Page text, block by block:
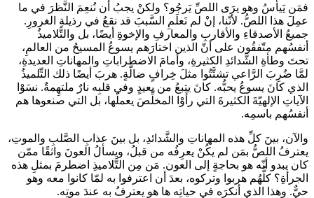
فمَن يَيأَسُ وهو يرَى اللصِّ يَرجُو؟ ولكنْ يجبُ أن نُنعِمَ النَّظرَ في ما
عمِلَ هذا اللصُّ. لأنّنا، إنْ لم نَعلَمِ السَّببَ قد نقعُ في رذيلةِ الغرورِ.
جميعُ الأصدقاءِ والأقاربِ والمعارفِ والإخوةِ أيضًا، بل والتَّلاميذُ
أنفسُهم متّفقُون على أنّ الذين اختارَهم يسوعُ المسيحُ من العالمِ،
تحتَ وطأةِ الشَّدائدِ الكثيرةِ، وأمامَ الاضطراباتِ والمهاناتِ العديدةِ،
لمَّا ضُرِبَ الرَّاعي تشتَّتُوا مثلَ خِرافٍ ضالَّةٍ. هربَ أيضًا ذلك التِّلميذُ
الذي كانَ يسوعُ يحبُّه. كانَ يتبعُ من بعيدٍ وفي قلبِه نارٌ ملتهِمةٌ. نسَوْا
الآياتِ الإلهيّةَ الكثيرةَ التي رأَوْا المخلِّصَ يعملُها، بل التي صنعوها هم
أنفسُهم باسمِه.
والآن، بينَ كلِّ هذه المهاناتِ والشَّدائدِ، بل بينَ عذابِ الصَّلبِ والموتِ،
يعترفُ اللصُّ بمَن لم يكُنْ يعرِفُه من قبلُ، ويسألُ العونَ واثقًا ممّن
كان يبدو أنّه هو بحاجةٍ إلى العون. مَن مِن التَّلاميذِ اضطرمَ بمثلِ هذه
الجرأةِ؟ كلُّهُم هربوا وتركوه، بعدَ أن اعترفوا به لمّا كانوا معه وهو
حيٌّ. وهذا الذي أنكرَه في حياتِه ها هو يعترفُ به عندَ موتِه.